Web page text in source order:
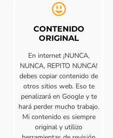
CONTENIDO
ORIGINAL
En internet ¡NUNCA,
NUNCA, REPITO NUNCA!
debes copiar contenido de
otros sitios web. Eso te
penalizará en Google y te
hará perder mucho trabajo.
Mi contenido es siempre
original y utilizo